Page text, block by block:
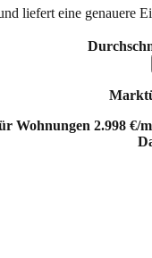
liefert eine genauere
2.998 €/